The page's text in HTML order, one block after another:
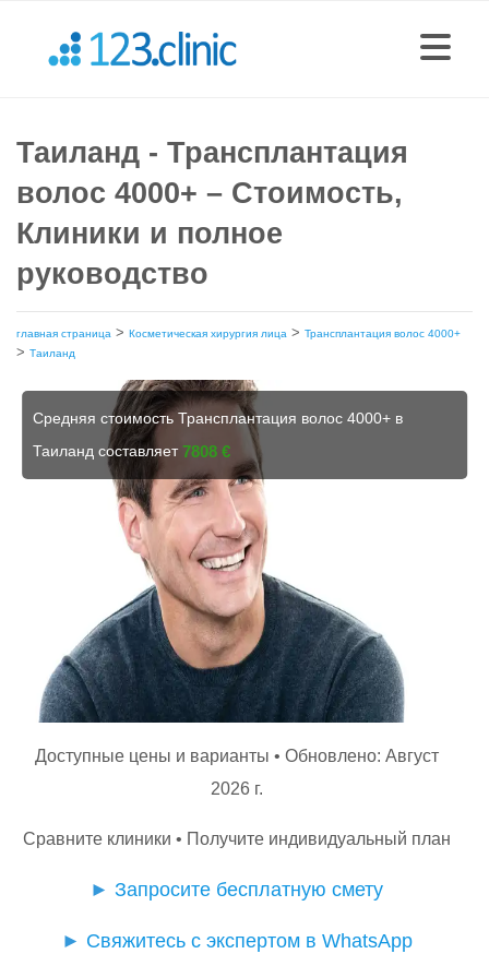
Таиланд - Трансплантация
волос 4000+ – Стоимость,
Клиники и полное
руководство
главная страница > Косметическая хирургия лица > Трансплантация волос 4000+
> Таиланд
Средняя стоимость Трансплантация волос 4000+ в
Таиланд составляет7808 €
Доступные цены и варианты • Обновлено: Август
2026 г.
Сравните клиники • Получите индивидуальный план
► Запросите бесплатную смету
► Свяжитесь с экспертом в WhatsApp